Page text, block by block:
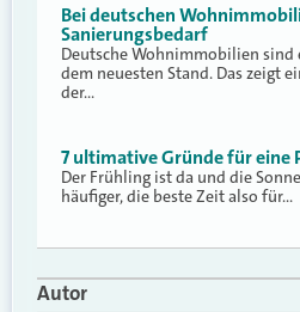
Bei deutschen
Sanierungsbedarf
Deutsche Wohnimmobilien sind
dem neuesten Stand. Das zeigt
der…
7 ultimative Gründe für eine
Der Frühling ist da und die
häufiger, die beste Zeit also für…
Autor